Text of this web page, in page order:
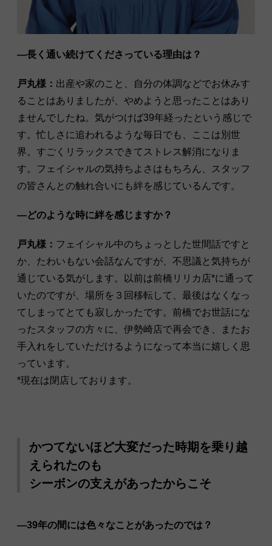
―長く通い続けてくださっている理由は？
戸丸様： 出産や家のこと、自分の体調などでお休みす
ることはありましたが、やめようと思ったことはあり
ませんでしたね。気がつけば39年経ったという感じで
す。忙しさに追われるような毎日でも、ここは別世
界。すごくリラックスできてストレス解消になりま
す。フェイシャルの気持ちよさはもちろん、スタッフ
の皆さんとの触れ合いにも絆を感じているんです。
―どのような時に絆を感じますか？
戸丸様： フェイシャル中のちょっとした世間話ですと
か、たわいもない会話なんですが、不思議と気持ちが
通じている気がします。以前は前橋リリカ店*に通って
いたのですが、場所を３回移転して、最後はなくなっ
てしまってとても寂しかったです。前橋でお世話にな
ったスタッフの方々に、伊勢崎店で再会でき、またお
手入れをしていただけるようになって本当に嬉しく思
っています。
*現在は閉店しております。
かつてないほど大変だった時期を乗り越
えられたのも
シーボンの支えがあったからこそ
―39年の間には色々なことがあったのでは？